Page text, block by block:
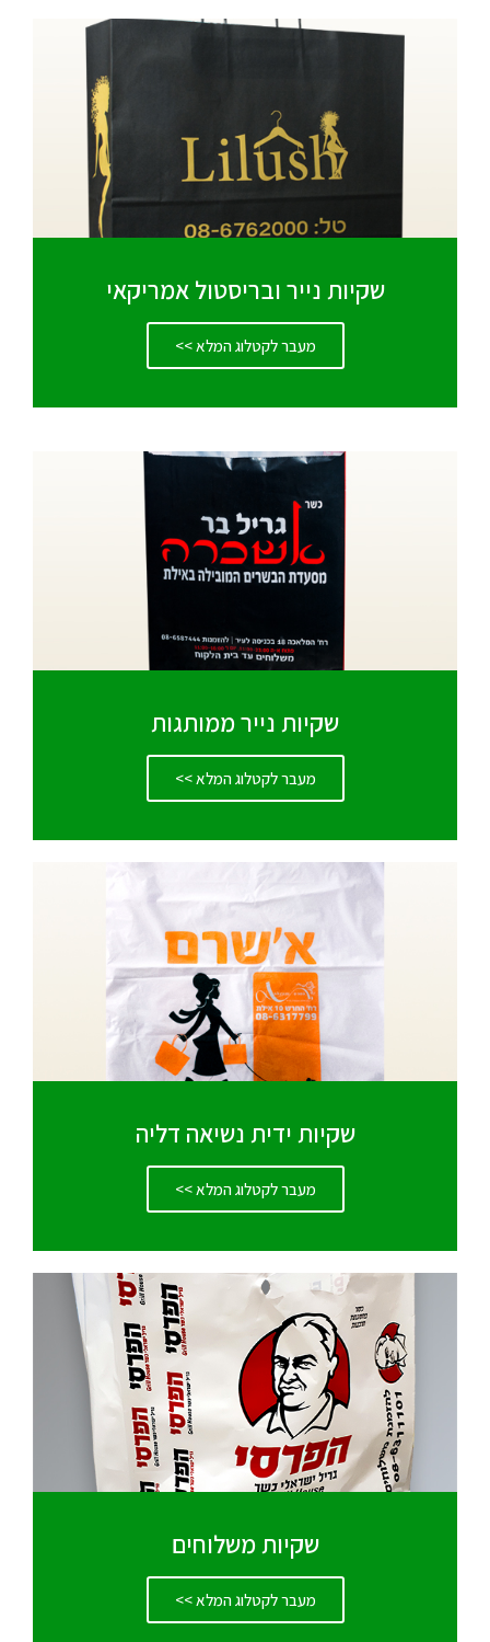
שקיות נייר ובריסטול אמריקאי
מעבר לקטלוג המלא >>
שקיות נייר ממותגות
מעבר לקטלוג המלא >>
שקיות ידית נשיאה דליה
מעבר לקטלוג המלא >>
שקיות משלוחים
מעבר לקטלוג המלא >>